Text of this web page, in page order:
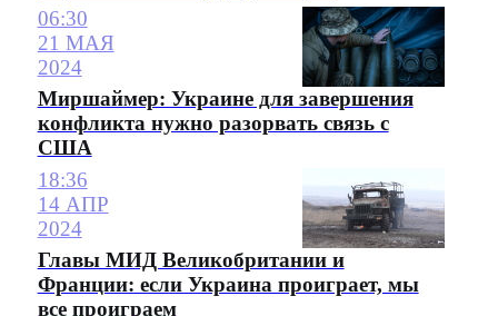
06:30
21 МАЯ
2024
Миршаймер: Украине для завершения
конфликта нужно разорвать связь с
США
18:36
14 АПР
2024
Главы МИД Великобритании и
Франции: если Украина проиграет, мы
все проиграем